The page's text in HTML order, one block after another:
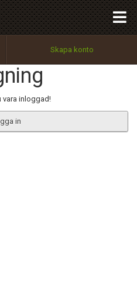
Skapa konto
vara inloggad!
in
OK
Tillbaka till förstasidan